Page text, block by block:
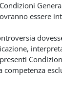
essere
competenza